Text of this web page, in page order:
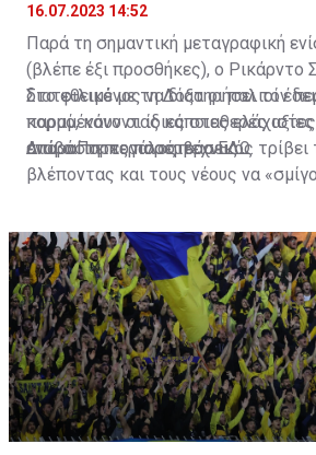
16.07.2023 14:52
Παρά τη σημαντική μεταγραφική
(βλέπε έξι προσθήκες), ο Ρικάρντο
διατεθειμένος να διατηρήσει τον
κορμό, κάνοντας κάποιες
απαραίτητες παρεμβάσεις.
Στο φιλικό με τη Δόξα οι παλιοί
παραμένουν οι ίδιες σταθερές
ενώ ο Πορτογάλος τεχνικός τρίβει
βλέποντας και τους νέους να
Διαβάστε περισσότεραΕΔΩ.